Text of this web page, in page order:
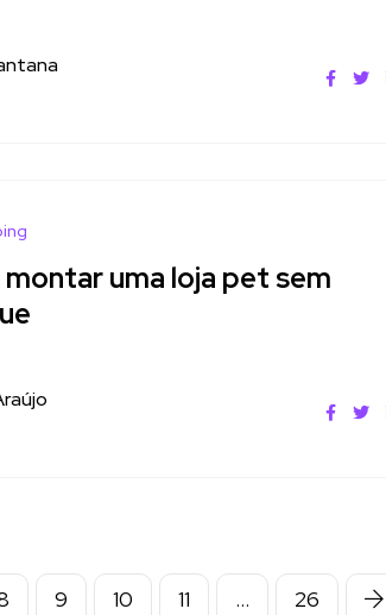
uma loja pet sem
9 10 11 … 26